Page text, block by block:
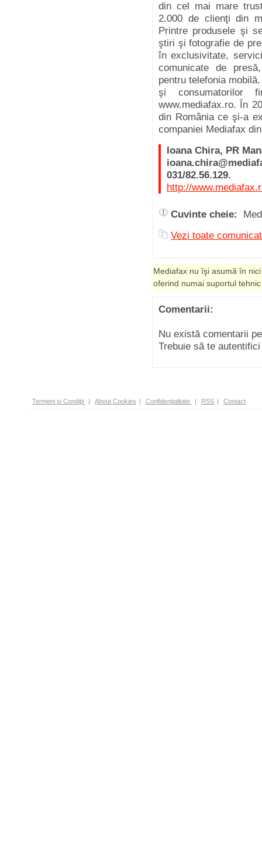
din cel mai mare
2.000 de clienţi din
Printre produsele şi
ştiri şi fotografie de
în exclusivitate,
comunicate de
pentru telefonia
şi consumatorilor
www.mediafax.ro. În
din România ce şi-a
companiei Mediafax
Ioana Chira, PR
031/82.56.129.
http://
Cuvinte cheie:
Vezi toate
Mediafax nu îşi asumă în
oferind numai suportul
Comentarii:
Nu există comentarii
Trebuie să te
Termeni şi Condiţii | About Cookies | Confidenţialitate | RSS | Contact